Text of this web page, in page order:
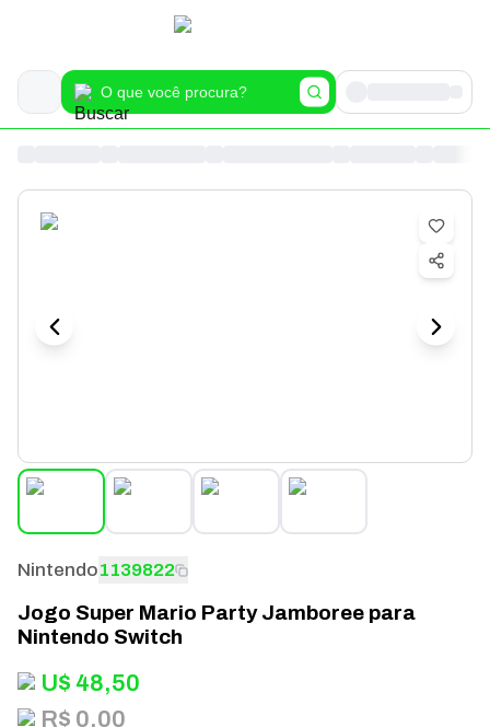
Nintendo1139822
Jogo Super Mario Party Jamboree para
Nintendo Switch
U$ 48,50
R$ 0,00